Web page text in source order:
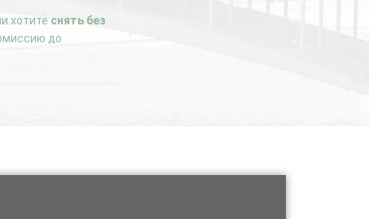
хотите снять без
до